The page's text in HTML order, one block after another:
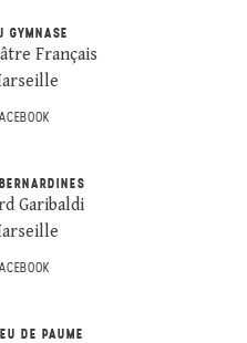
GYMNASE
Français
Garibaldi
DE PAUME